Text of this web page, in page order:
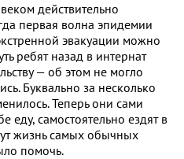
действительно
первая волна эпидемии
эвакуации можно
ребят назад в интернат
— об этом не могло
Буквально за несколько
Теперь они сами
еду, самостоятельно ездят в
жизнь самых обычных
помочь.